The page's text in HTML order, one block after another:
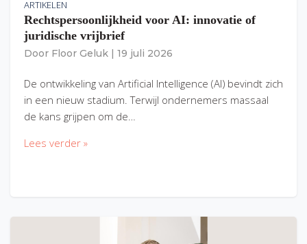
ARTIKELEN
Rechtspersoonlijkheid voor AI: innovatie of
juridische vrijbrief
Door Floor Geluk 19 juli 2026
De ontwikkeling van Artificial Intelligence (AI) bevindt zich
in een nieuw stadium. Terwijl ondernemers massaal
de kans grijpen om de…
Lees verder »